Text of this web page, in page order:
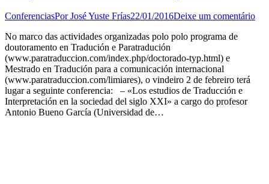
ConferenciasPorJosé Yuste Frías22/01/2016Deixe um comentário
No marco das actividades organizadas polo polo programa de
doutoramento en Tradución e Paratradución
(www.paratraduccion.com/index.php/doctorado-typ.html) e
Mestrado en Tradución para a comunicación internacional
(www.paratraduccion.com/limiares), o vindeiro 2 de febreiro terá
lugar a seguinte conferencia: – «Los estudios de Traducción e
Interpretación en la sociedad del siglo XXI» a cargo do profesor
Antonio Bueno García (Universidad de…